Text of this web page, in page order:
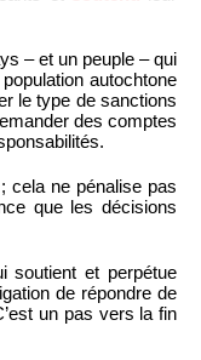
– et un peuple – qui
autochtone
le type de sanctions
des comptes
cela ne pénalise pas
que les décisions
soutient et perpétue
de répondre de
un pas vers la fin